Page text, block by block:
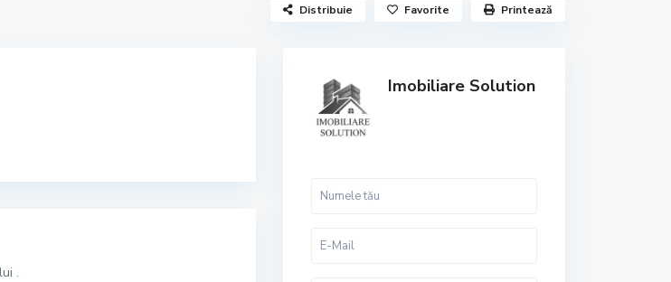
Distribuie Favorite Printează
.
Imobiliare Solution